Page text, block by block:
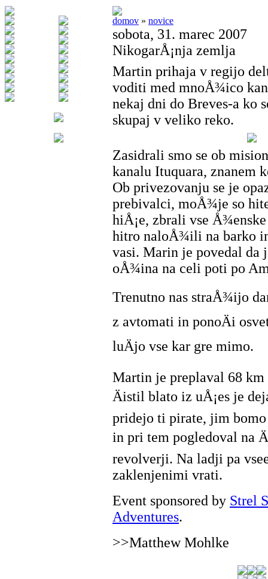
domov » novice
sobota, 31. marec 2007
NikogarÅ¡nja zemlja
Martin prihaja v regijo
voditi med mnoÅ¾ico
nekaj dni do Breves-a ko
skupaj v veliko reko.
Zasidrali smo se ob
kanalu Ituquara, znanem
Ob privezovanju se je
prebivalci, moÅ¾je so
hiÅ¡e, zbrali vse
hitro naloÅ¾ili na barko
vasi. Marin je povedal da
oÅ¾ina na celi poti po
Trenutno nas straÅ¾ijo
z avtomati in ponoÄi
luÄjo vse kar gre mimo.
Martin je preplaval 68
Äistil blato iz uÅ¡es je
pridejo ti pirate, jim
in pri tem pogledoval na
revolverji. Na ladji pa
zaklenjenimi vrati.
Event sponsored by Strel
Adventures.
>>Matthew Mohlke